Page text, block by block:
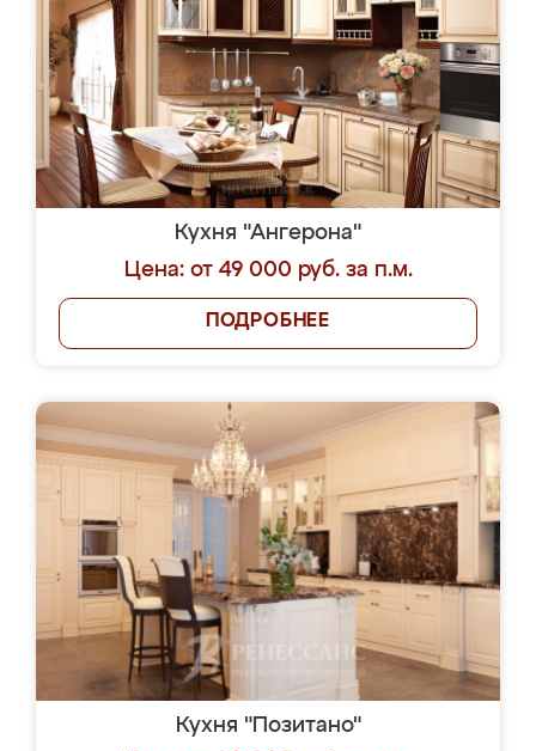
Кухня "Ангерона"
Цена: от 49 000 руб. за п.м.
ПОДРОБНЕЕ
Кухня "Позитано"